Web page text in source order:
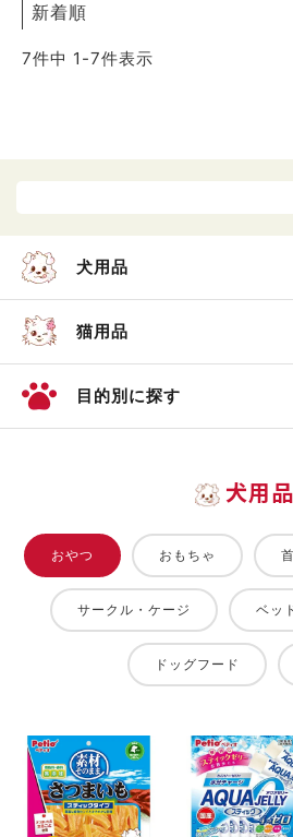
新着順
7件中 1 -7件表示
犬用品
猫用品
目的別に探す
犬用品
おやつ おもちゃ
サークル・ケージ ベッ
ドッグフード